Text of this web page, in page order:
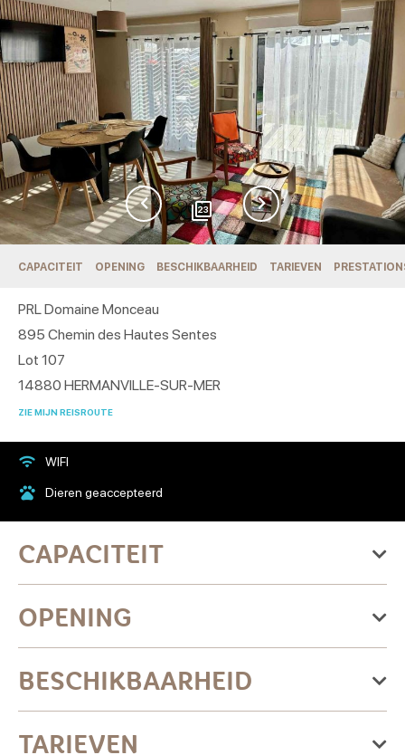
23
CAPACITEIT OPENING BESCHIKBAARHEID TARIEVEN
PRL Domaine Monceau
895 Chemin des Hautes Sentes
Lot 107
14880 HERMANVILLE-SUR-MER
ZIE MIJN REISROUTE
WIFI
Dieren geaccepteerd
CAPACITEIT
2 kamer(s)
OPENING
Van donderdag 01 januari 2026
naar donderdag 31 december
BESCHIKBAARHEID
« ‹
TARIEVEN